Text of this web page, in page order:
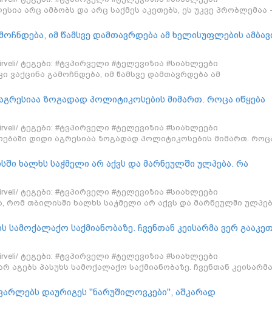
არც ამბობს და არც საქმეს აკეთებს, ეს უკვე პრობლემაა
იმ წამსვე დამთავრდება ამ ხელისუფლების
ტეგები: #ტვპირველი #ტელევიზია #სიახლეები
ვაქცინა გამოჩნდება, იმ წამსვე დამთავრდება ამ
ზოგადად პოლიტიკოსების მიმართ. როცა იწყება
მოძრაობა" შეიძლება ვერც ხელისუფლებამ და
- გუბაზ სანიკიძე
ტეგები: #ტვპირველი #ტელევიზია #სიახლეები
დიდი აგრესიაა ზოგადად პოლიტიკოსების მიმართ.
- გუბაზ სანიკიძე
ხალხს საჭმელი არ აქვს და მარნეულში ულპება. რა
30 კილომეტრი იყო დასაძლევი და ეს ვერ
ტეგები: #ტვპირველი #ტელევიზია #სიახლეები
რომ თბილისში ხალხს საჭმელი არ აქვს და მარნეულში
სამოქალაქო საქმიანობაზე. ჩვენთან კეისარმა ვერ
ვერ გააკეთა თავისი საქმე - გუბაზ სანიკიძე
ტეგები: #ტვპირველი #ტელევიზია #სიახლეები
აგებს პასუხს სამოქალაქო საქმიანობაზე. ჩვენთან კეისარმა
დაურიგეს "ნარუშილოვკები", აშკარად
სანიკიძე